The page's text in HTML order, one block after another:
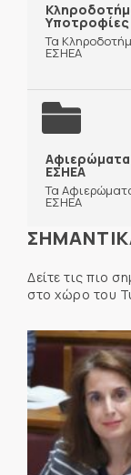
Υποτροφίες
Τα
ΕΣΗΕΑ
Αφιερώματα
ΕΣΗΕΑ
Τα
ΕΣΗΕΑ
Δείτε τις πιο
στο χώρο του